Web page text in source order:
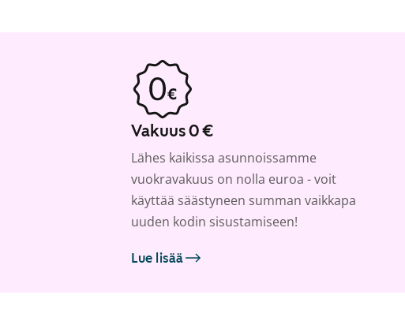
Vakuus 0 €
Lähes kaikissa asunnoissamme
vuokravakuus on nolla euroa - voit
käyttää säästyneen summan vaikkapa
uuden kodin sisustamiseen!
Lue lisää